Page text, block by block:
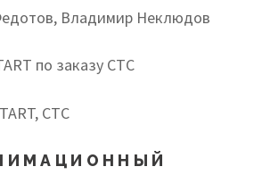
Владимир Неклюдов
по заказу СТС
СТС